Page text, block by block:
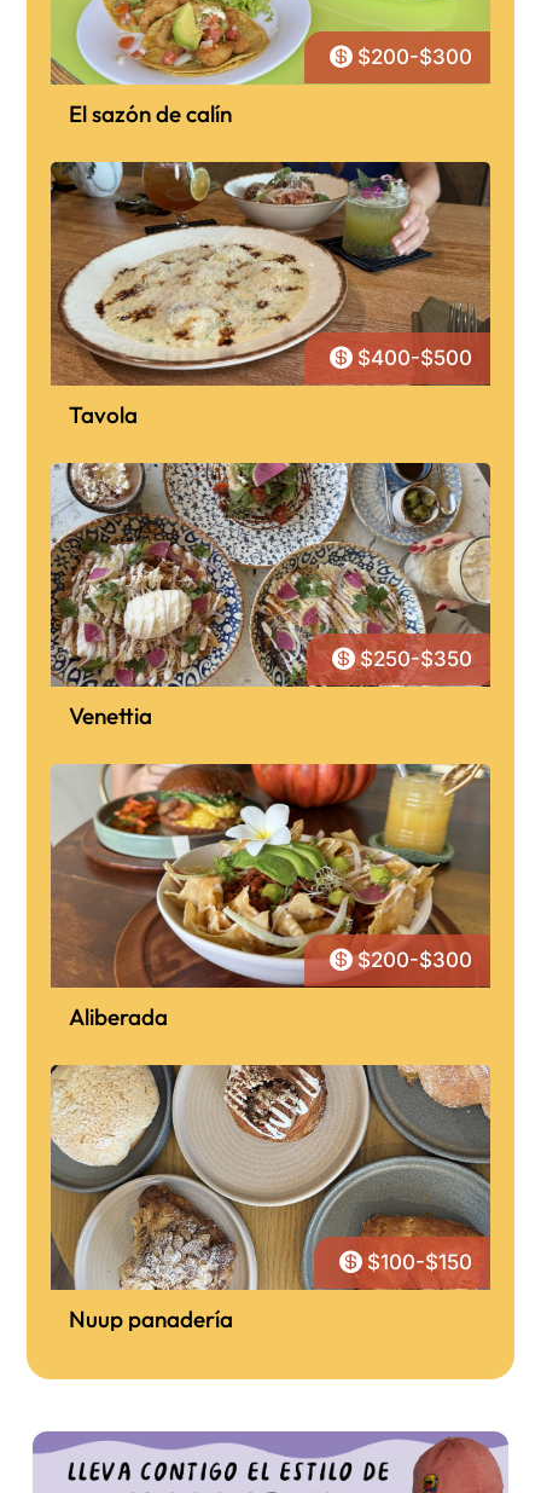
 $200-$300
El sazón de calín
 $400-$500
Tavola
 $250-$350
Venettia
 $200-$300
Aliberada
 $100-$150
Nuup panadería